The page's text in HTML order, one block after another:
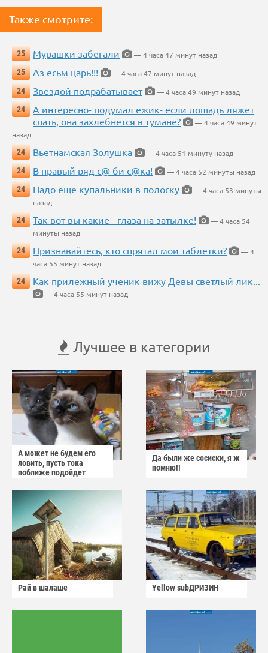
Также смотрите:
25 Мурашки забегали
— 4 часа 47 минут назад
25
Аз есьм царь!!!
— 4 часа 47 минут назад
24
Звездой подрабатывает
— 4 часа 49 минут назад
24
А интересно- подумал ежик- если лошадь ляжет
спать, она захлебнется в тумане?
— 4 часа 49 минут
назад
24
Вьетнамская Золушка
— 4 часа 51 минуту назад
24
В правый ряд с@ би с@ка!
— 4 часа 52 минуты назад
24
Надо еще купальники в полоску
— 4 часа 53 минуты
назад
24
Так вот вы какие - глаза на затылке!
— 4 часа 54
минуты назад
24
Признавайтесь, кто спрятал мои таблетки?
— 4
часа 55 минут назад
24
Как прилежный ученик вижу Девы светлый лик...
— 4 часа 55 минут назад
Лучшее в категории
А может не будем его
ловить, пусть тока
поближе подойдет
Да были же сосиски, я ж
помню!!
Рай в шалаше Yellow subДРИЗИН